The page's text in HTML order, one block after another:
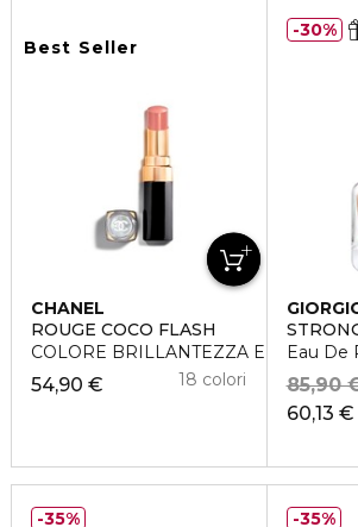
Best Seller
CHANEL
ROUGE COCO FLASH
COLORE BRILLANTEZZA E
54,90 € 18 colori
Eau De
60,13 €
85,90
30%
35% 35%